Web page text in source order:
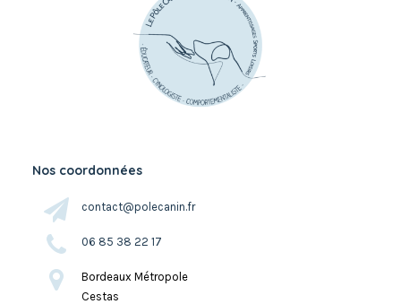
Nos coordonnées
contact@polecanin.fr
06 85 38 22 17
Bordeaux Métropole
Cestas